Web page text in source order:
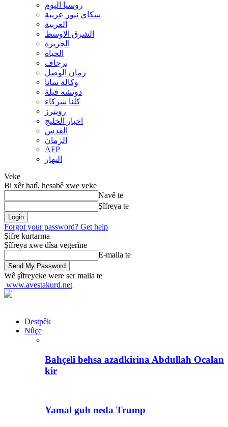
روسیا الیوم
سكاي نيوز عربية
العربية
الشرق الاوسط
الجزيرة
الحیاة
برجاف
زمان الوصل
وکالة سانا
دوتشه فیلة
کلنا شرکاء
رويترز
اخبار الخلیج
القدس
الزمان
AFP
النهار
Veke
Bi xêr hatî, hesabê xwe veke
Navê te
Şîfreya te
Forgot your password? Get help
Şifre kurtarma
Şîfreya xwe dîsa vegerîne
E-maila te
Wê şîfreyeke were ser maila te
www.avestakurd.net
Destpêk
Nûçe
Bahçelî behsa azadkirina Abdullah Ocalan
kir
Yamal guh neda Trump